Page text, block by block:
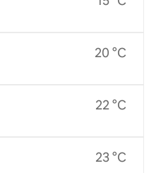
20 °C
22 °C
23 °C